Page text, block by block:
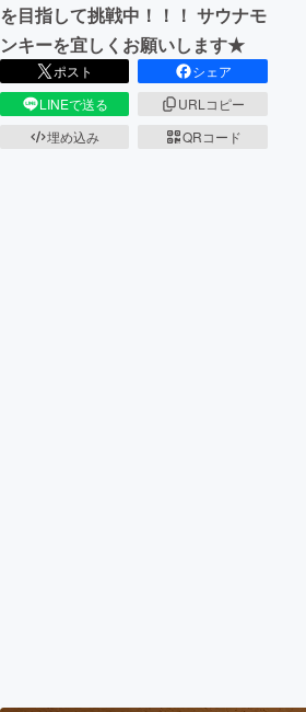
CAMPFIREふるさと納税machi-ya
を目指して挑戦中！！！ サウナモ
ンキーを宜しくお願いします★
ポスト
シェア
LINEで送る
URLコピー
埋め込み
QRコード